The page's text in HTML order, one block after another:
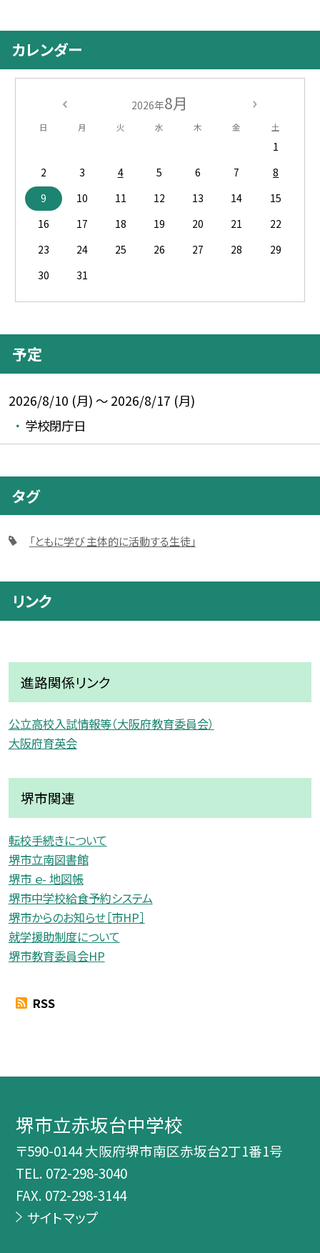
カレンダー
2026年8月
日 月 火 水 木 金 土
1
2
3 4 5 6 7
8
9
10 11 12 13 14
15
16
17 18 19 20 21
22
23
24 25 26 27 28
29
30
31
予定
2026/8/10 (月) ～ 2026/8/17 (月)
学校閉庁日
タグ
「ともに学び 主体的に活動する生徒」
リンク
進路関係リンク
公立高校入試情報等（大阪府教育委員会）
大阪府育英会
堺市関連
転校手続きについて
堺市立南図書館
堺市 ｅ- 地図帳
堺市中学校給食予約システム
堺市からのお知らせ［市HP］
就学援助制度について
堺市教育委員会HP
RSS
堺市立赤坂台中学校
〒590-0144 大阪府堺市南区赤坂台2丁1番1号
TEL. 072-298-3040
FAX. 072-298-3144
サイトマップ